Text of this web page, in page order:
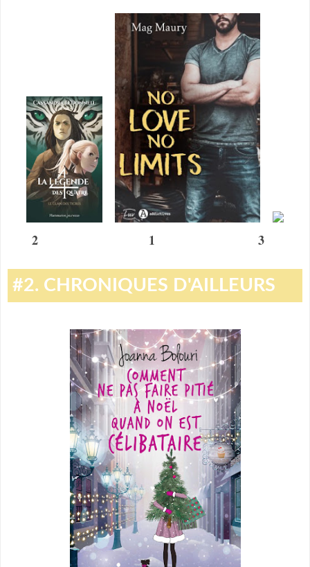
2 1 3
#2. CHRONIQUES D'AILLEURS